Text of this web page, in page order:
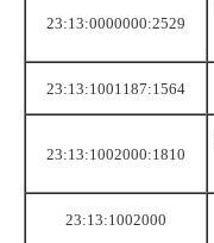
23:13:0000000:2529
23:13:1001187:1564
23:13:1002000:1810
23:13:1002000